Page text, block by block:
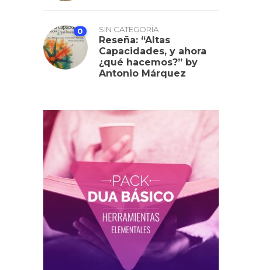
0 SIN CATEGORÍA
Reseña: “Altas
Capacidades, y ahora
¿qué hacemos?” by
Antonio Márquez